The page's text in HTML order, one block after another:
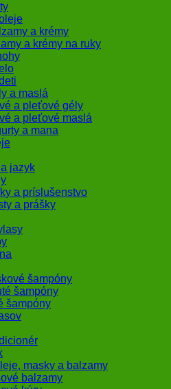
a krémy
a krémy na ruky
a maslá
a pleťové gély
a pleťové maslá
a mana
jazyk
a príslušenstvo
a prášky
šampóny
šampóny
šampóny
masky a balzamy
balzamy